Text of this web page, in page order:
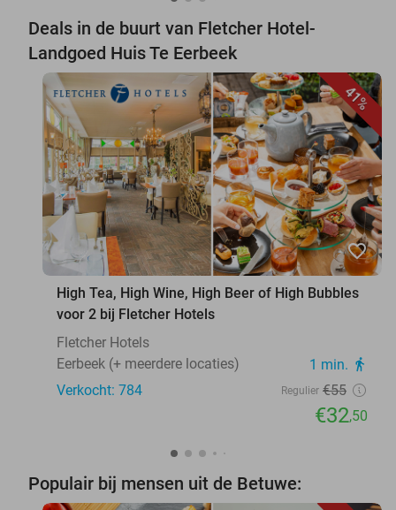
Deals in de buurt van Fletcher Hotel-
Landgoed Huis Te Eerbeek
41%
favorite_border
High Tea, High Wine, High Beer of High Bubbles
voor 2 bij Fletcher Hotels
Fletcher Hotels
Eerbeek (+ meerdere locaties)
1 min. directions_walk
Verkocht: 784 Regulier €55
€32,50
Populair bij mensen uit de Betuwe: